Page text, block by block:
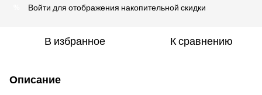
Войти для отображения накопительной скидки
В избранное К сравнению
Описание